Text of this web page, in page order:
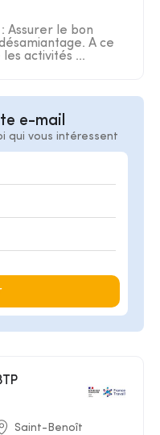
Assurer le bon
A ce
activités ...
e-mail
qui vous intéressent
Saint-Benoît